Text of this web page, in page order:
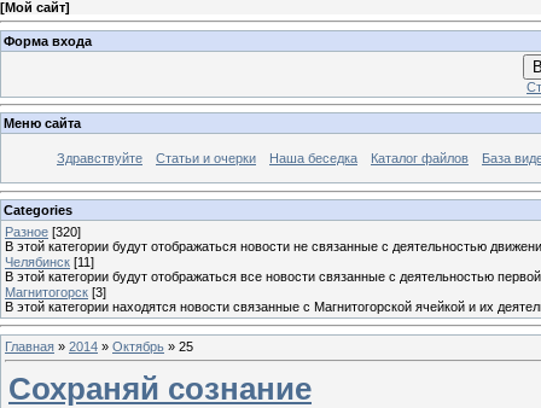
[Мой сайт]
Форма входа
Меню сайта
Здравствуйте Статьи и очерки Наша беседка Каталог файлов База
Categories
Разное [320]
В этой категории будут отображаться новости не связанные с деятельностью
Челябинск [11]
В этой категории будут отображаться все новости связанные с деятельностью
Магнитогорск [3]
В этой категории находятся новости связанные с Магнитогорской ячейкой и их
Главная » 2014 » Октябрь » 25
Сохраняй сознание